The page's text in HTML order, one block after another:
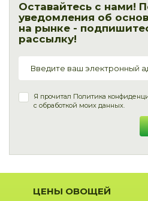
Оставайтесь с нами!
уведомления об
на рынке -
рассылку!
Я прочитал Политика
с обработкой моих данных.
ЦЕНЫ ОВОЩЕЙ